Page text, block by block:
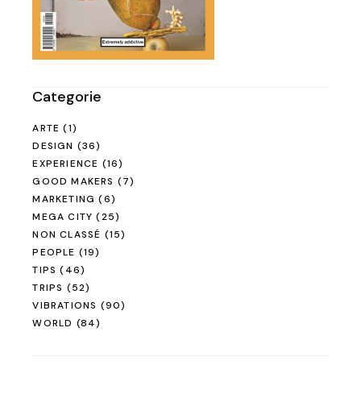
Categorie
ARTE (1)
DESIGN (36)
EXPERIENCE (16)
GOOD MAKERS (7)
MARKETING (6)
MEGA CITY (25)
NON CLASSÉ (15)
PEOPLE (19)
TIPS (46)
TRIPS (52)
VIBRATIONS (90)
WORLD (84)